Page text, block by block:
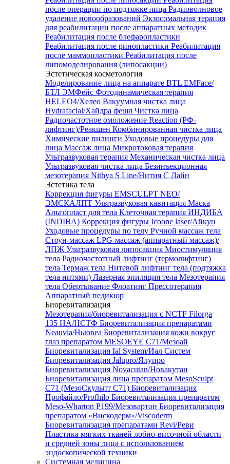
после операции по подтяжке лица Радиоволновое
удаление новообразований Экзосомальная терапия
для реабилитации после аппаратных методик
Реабилитация после блефаропластики
Реабилитация после ринопластики Реабилитация
после маммопластики Реабилитация после
липомоделирования (липосакции)
Эстетическая косметология
Моделирование лица на аппарате BTL EMFace/
БТЛ ЭМФейс Фотодинамическая терапия
HELEO4/Хелео Вакуумная чистка лица
Hydrafacial/Хайдра фешл Чистка лица
Радиочастотное омоложение Reaction (РФ-
лифтинг)/Реакшен Комбинированная чистка лица
Химические пилинги Уходовые процедуры для
лица Массаж лица Микротоковая терапия
Ультразвуковая терапия Механическая чистка лица
Ультразвуковая чистка лица Безинъекционная
мезотерапия Nithya S Line/Нития С Лайн
Эстетика тела
Коррекция фигуры EMSCULPT NEO/
ЭМСКАЛПТ Ультразвуковая кавитация Маска
Альгопласт для тела Клеточная терапия ИНДИБА
(INDIBA) Коррекция фигуры Icoone laser/Айкун
Уходовые процедуры по телу Ручной массаж тела
Стоун-массаж LPG-массаж (аппаратный массаж)/
ЛПЖ Ультразвуковая липосакция Миостимуляция
тела Радиочастотный лифтинг (термолифтинг)
тела Термаж тела Нитевой лифтинг тела (подтяжка
тела нитями) Лазерная эпиляция тела Мезотерапия
тела Обертывание Флоатинг Прессотерапия
Аппаратный педикюр
Биоревитализация
Мезотерапия/биоревитализация с NCTF Filorga
135 HA/НСТФ Биоревитализация препаратами
Neauvia/Ньювеа Биоревитализация кожи вокруг
глаз препаратом MESOEYE C71/Мезоай
Биоревитализация Ial System/Иал Систем
Биоревитализация Jalupro/Ялупро
Биоревитализация Novacutan/Новакутан
Биоревитализация лица препаратом MesoSculpt
C71 (МезоСкульпт С71) Биоревитализация
Профайло/Profhilo Биоревитализация препаратом
Meso-Wharton P199/Мезовартон Биоревитализация
препаратом «Вискодерм»/Viscoderm
Биоревитализация препаратами Revi/Реви
Пластика мягких тканей лобно-височной области
и средней зоны лица с использованием
эндоскопической техники
Системная медицина